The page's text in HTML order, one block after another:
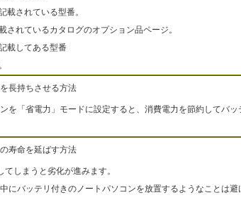
載されている型番。
されているカタログのオプション品ページ。
載してある型番
長持ちさせる方法
を「省電力」モードに設定すると、消費電力を節約してバッ
寿命を延ばす方法
しまうと劣化が進みます。
にバッテリ付きのノートパソコンを放置するようなことは避